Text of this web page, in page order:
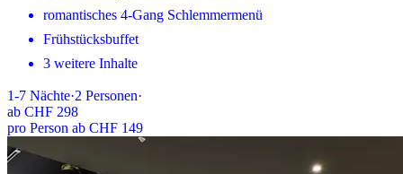
romantisches 4-Gang Schlemmermenü
Frühstücksbuffet
3 weitere Inhalte
1-7 Nächte·2 Personen·
ab CHF 298
pro Person ab CHF 149